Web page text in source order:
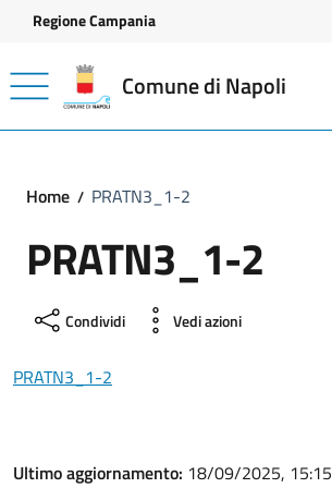
Vai ai contenuti
Vai al footer
Regione Campania
Comune di Napoli
Home PRATN3_1-2
PRATN3_1-2
Condividi Vedi azioni
PRATN3_1-2
Ultimo aggiornamento: 18/09/2025, 15:15